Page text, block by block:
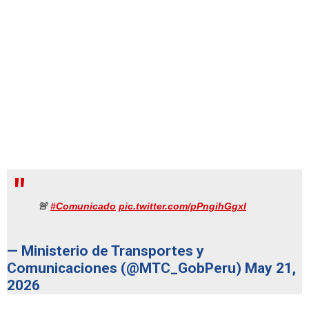
🚨#Comunicado pic.twitter.com/pPngihGgxI
— Ministerio de Transportes y
Comunicaciones (@MTC_GobPeru) May 21,
2026